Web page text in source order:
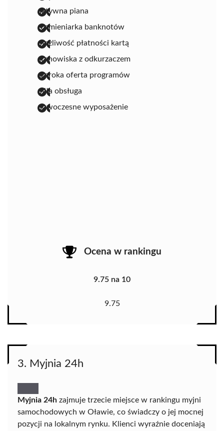
aktywna piana
rozmieniarka banknotów
możliwość płatności kartą
stanowiska z odkurzaczem
szeroka oferta programów
miła obsługa
nowoczesne wyposażenie
Ocena w rankingu
9.75 na 10
9.75
3. Myjnia 24h
Myjnia 24h zajmuje trzecie miejsce w rankingu myjni
samochodowych w Oławie, co świadczy o jej mocnej
pozycji na lokalnym rynku. Klienci wyraźnie doceniają